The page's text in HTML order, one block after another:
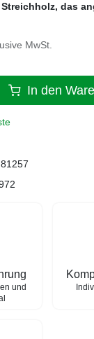
Streichholz, das
MwSt.
In den
81257
und